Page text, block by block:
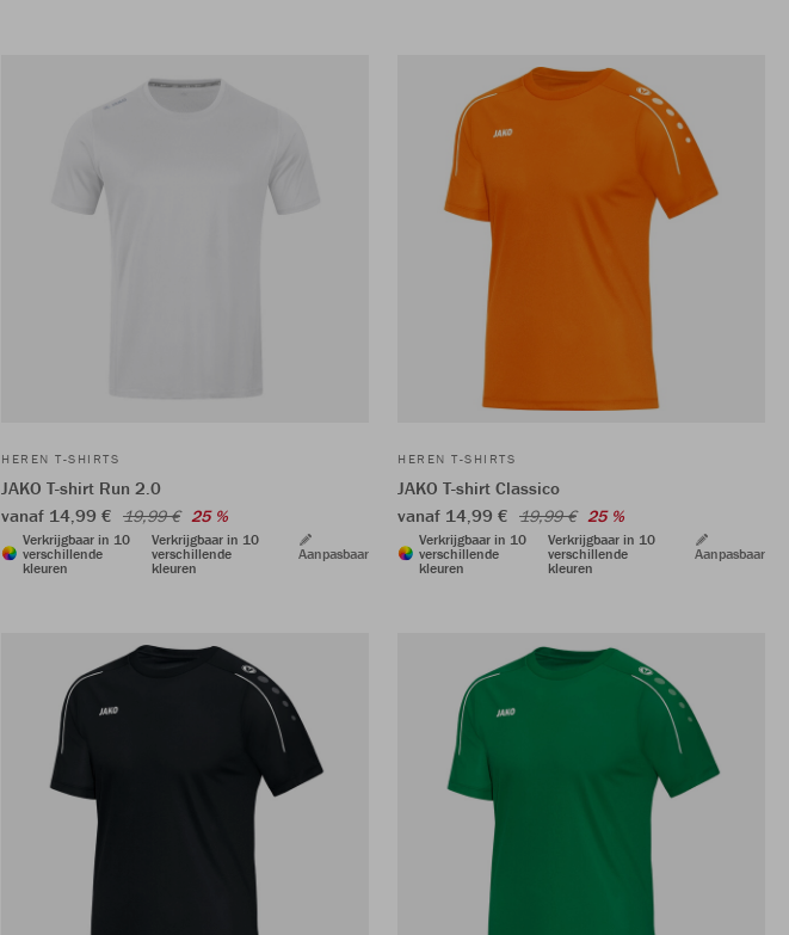
HEREN T-SHIRTS
JAKO T-shirt Run 2.0
vanaf 14,99 € 19,99 € 25 %
Verkrijgbaar in 10
verschillende
kleuren
Verkrijgbaar in 10
verschillende
kleuren
Aanpasbaar
HEREN T-SHIRTS
JAKO T-shirt Classico
vanaf 14,99 € 19,99 € 25 %
Verkrijgbaar in 10
verschillende
kleuren
Verkrijgbaar in 10
verschillende
kleuren
Aanpasbaar